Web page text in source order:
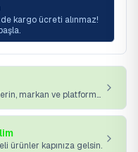
kargo ücreti alınmaz!
Teknik bilgi gerektirmez. Sadece ürünlerin, markan ve platformumuz yeterli.
ürünler kapınıza gelsin.